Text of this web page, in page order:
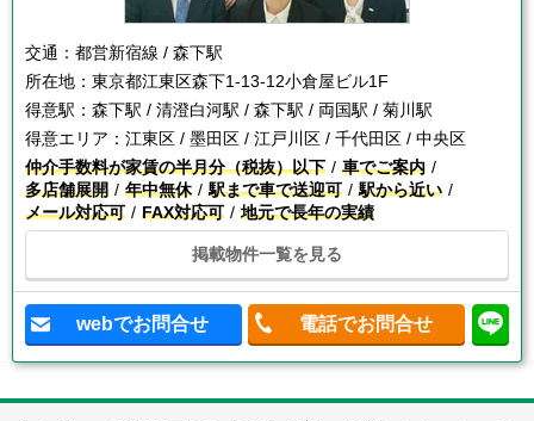
交通： 都営新宿線 / 森下駅
所在地： 東京都江東区森下1-13-12小倉屋ビル1F
得意駅： 森下駅 / 清澄白河駅 / 森下駅 / 両国駅 / 菊川駅
得意エリア： 江東区 / 墨田区 / 江戸川区 / 千代田区 / 中央区
仲介手数料が家賃の半月分（税抜）以下
車でご案内
多店舗展開
年中無休 駅まで車で送迎可
駅から近い
メール対応可
FAX対応可 地元で長年の実績
掲載物件一覧を見る
webでお問合せ 電話でお問合せ